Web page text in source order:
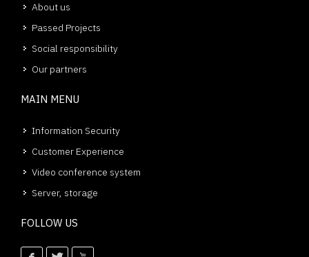
About us
Passed Projects
Social responsibility
Our partners
MAIN MENU
Information Security
Customer Experience
Video conference system
Server, storage
FOLLOW US